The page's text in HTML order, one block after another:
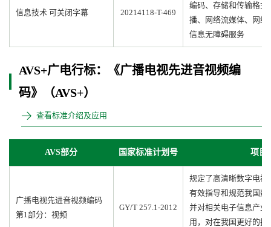
信息技术 可关闭字幕 20214118-T-469
编码、存储和传输格
播、网络流媒体、网
信息无障碍服务
AVS+广电行标：《广播电视先进音视频编
码》（AVS+）
查看标准介绍及应用
AVS部分 国家标准计划号 项目
广播电视先进音视频编码
第1部分：视频
GY/T 257.1-2012
规定了高清晰数字电
有效指导和规范我国
并对相关电子信息产
用，对在我国更好的